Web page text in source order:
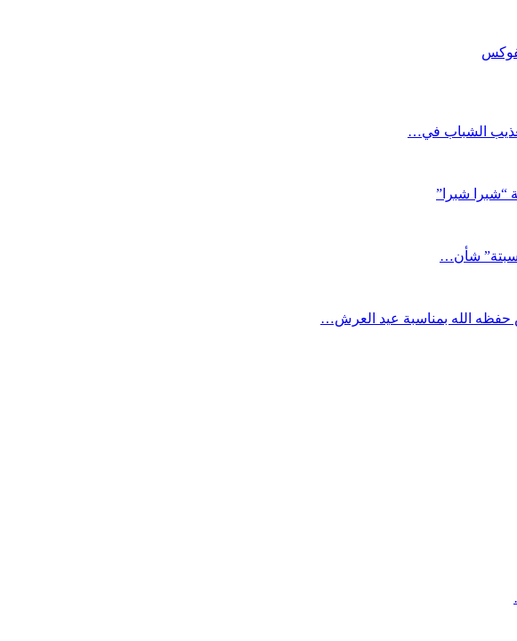
الشباب في…
“شبرا شبرا”
شأن…
حفظه الله بمناسبة عيد العرش…